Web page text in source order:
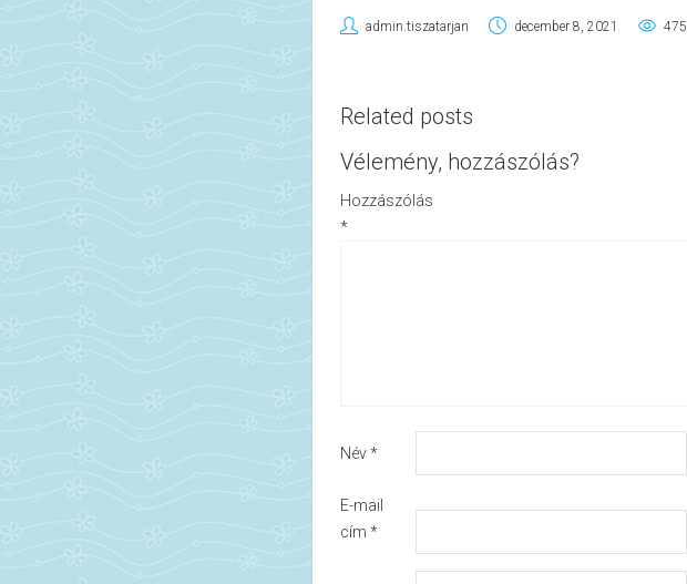
admin.tiszatarjan december 8, 2021 475
Related posts
Vélemény, hozzászólás?
Hozzászólás
*
Név*
E-mail
cím *